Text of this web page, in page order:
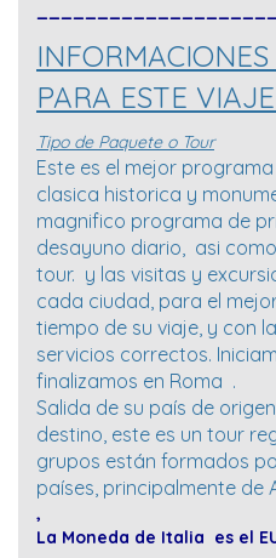
INFORMACIONES
PARA ESTE VIAJE
Tipo de Paquete o Tour
Este es el mejor
clasica historica y
magnifico programa de
desayuno diario, asi
tour. y las visitas y
cada ciudad, para el
tiempo de su viaje, y con
servicios correctos.
finalizamos en Roma .
Salida de su país de
destino, este es un tour
grupos están formados
países, principalmente de
,
La Moneda de Italia es el